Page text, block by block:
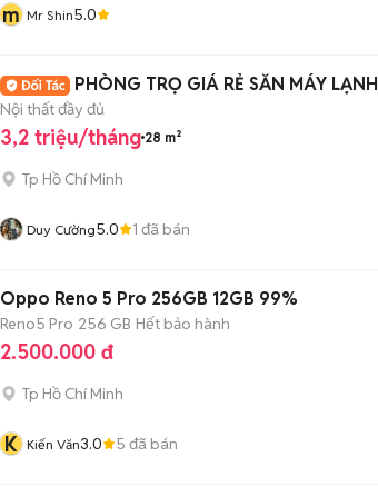
m Mr Shin5.0
PHÒNG TRỌ GIÁ RẺ SẴN MÁY LẠNH
Nội thất đầy đủ
3,2 triệu/tháng 28 m²
Tp Hồ Chí Minh
Duy Cường5.0 1 đã bán
Oppo Reno 5 Pro 256GB 12GB 99%
Reno5 Pro 256 GB Hết bảo hành
2.500.000 đ
Tp Hồ Chí Minh
K Kiến Văn3.0 5 đã bán